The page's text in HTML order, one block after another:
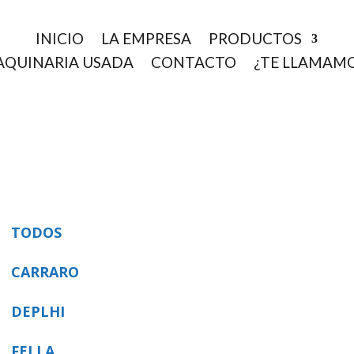
INICIO LA EMPRESA
PRODUCTOS
USADA
CONTACTO ¿TE
TODOS
CARRARO
DEPLHI